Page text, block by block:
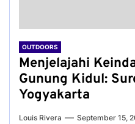
OUTDOORS
Menjelajahi
Gunung Kidul:
Yogyakarta
Louis Rivera September 15,